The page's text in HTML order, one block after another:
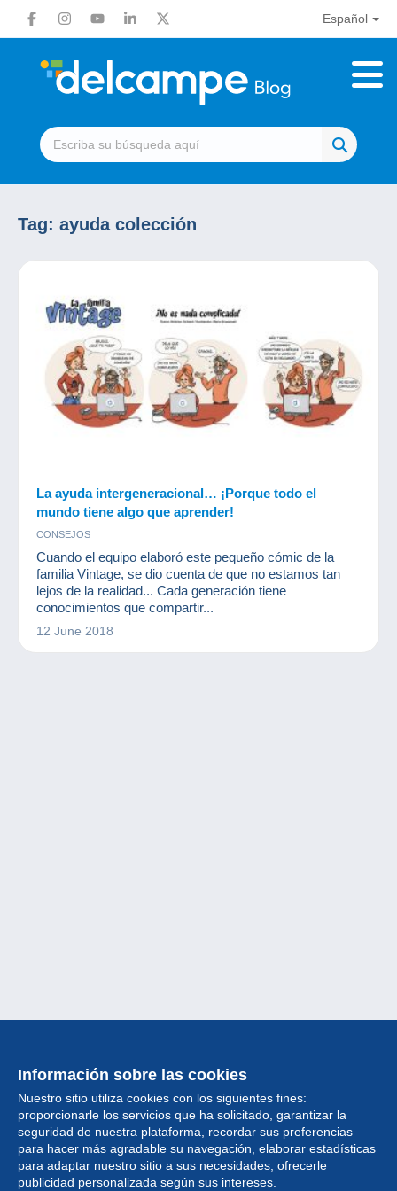
Español
Tag: ayuda colección
La ayuda intergeneracional… ¡Porque todo el
mundo tiene algo que aprender!
CONSEJOS
Cuando el equipo elaboró este pequeño cómic de la
familia Vintage, se dio cuenta de que no estamos tan
lejos de la realidad... Cada generación tiene
conocimientos que compartir...
12 June 2018
Información sobre las cookies
Nuestro sitio utiliza cookies con los siguientes fines:
proporcionarle los servicios que ha solicitado, garantizar la
seguridad de nuestra plataforma, recordar sus preferencias
para hacer más agradable su navegación, elaborar estadísticas
para adaptar nuestro sitio a sus necesidades, ofrecerle
publicidad personalizada según sus intereses.
Colección